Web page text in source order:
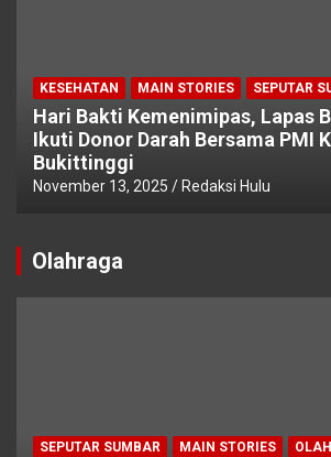
KESEHATAN MAIN STORIES SEPUTAR
Hari Bakti Kemenimipas, Lapas
Ikuti Donor Darah Bersama PMI
Bukittinggi
November 13, 2025 Redaksi Hulu
Olahraga
SEPUTAR SUMBAR MAIN STORIES